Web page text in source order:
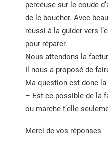
perceuse sur le coude
de le boucher. Avec
réussi à la guider vers
pour réparer.
Nous attendons la
Il nous a proposé de
Ma question est donc la
– Est ce possible de la
ou marche t’elle
Merci de vos réponses